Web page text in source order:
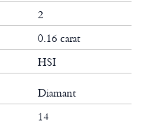
2
0.16 carat
HSI
Diamant
14